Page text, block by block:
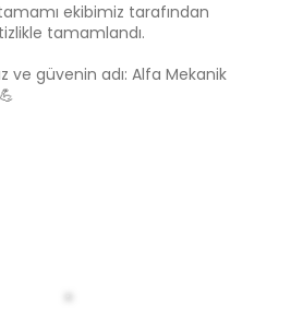
ekibimiz tarafından
tamamlandı.
ve güvenin adı: Alfa Mekanik